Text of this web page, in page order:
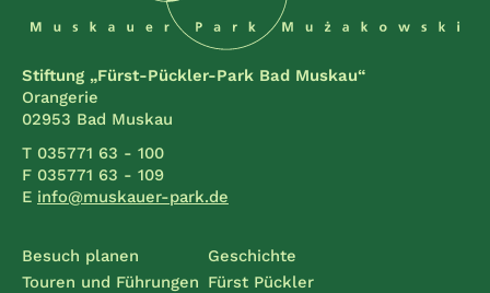
Stiftung „Fürst-Pückler-Park Bad Muskau“
Orangerie
02953 Bad Muskau
T 035771 63 - 100
F 035771 63 - 109
E info@muskauer-park.de
Besuch planen
Touren und Führungen
Geschichte
Fürst Pückler